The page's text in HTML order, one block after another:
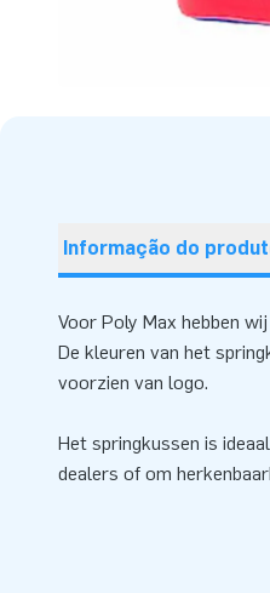
Informação do
Voor Poly Max hebben
De kleuren van het
voorzien van logo.
Het springkussen is
dealers of om